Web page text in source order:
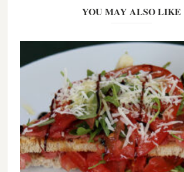
YOU MAY ALSO LIKE